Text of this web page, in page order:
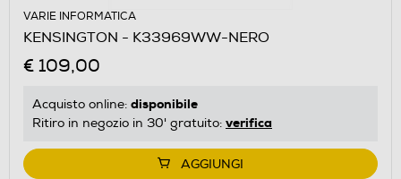
VARIE INFORMATICA
KENSINGTON - K33969WW-NERO
€ 109,00
Acquisto online: disponibile
Ritiro in negozio in 30' gratuito: verifica
AGGIUNGI